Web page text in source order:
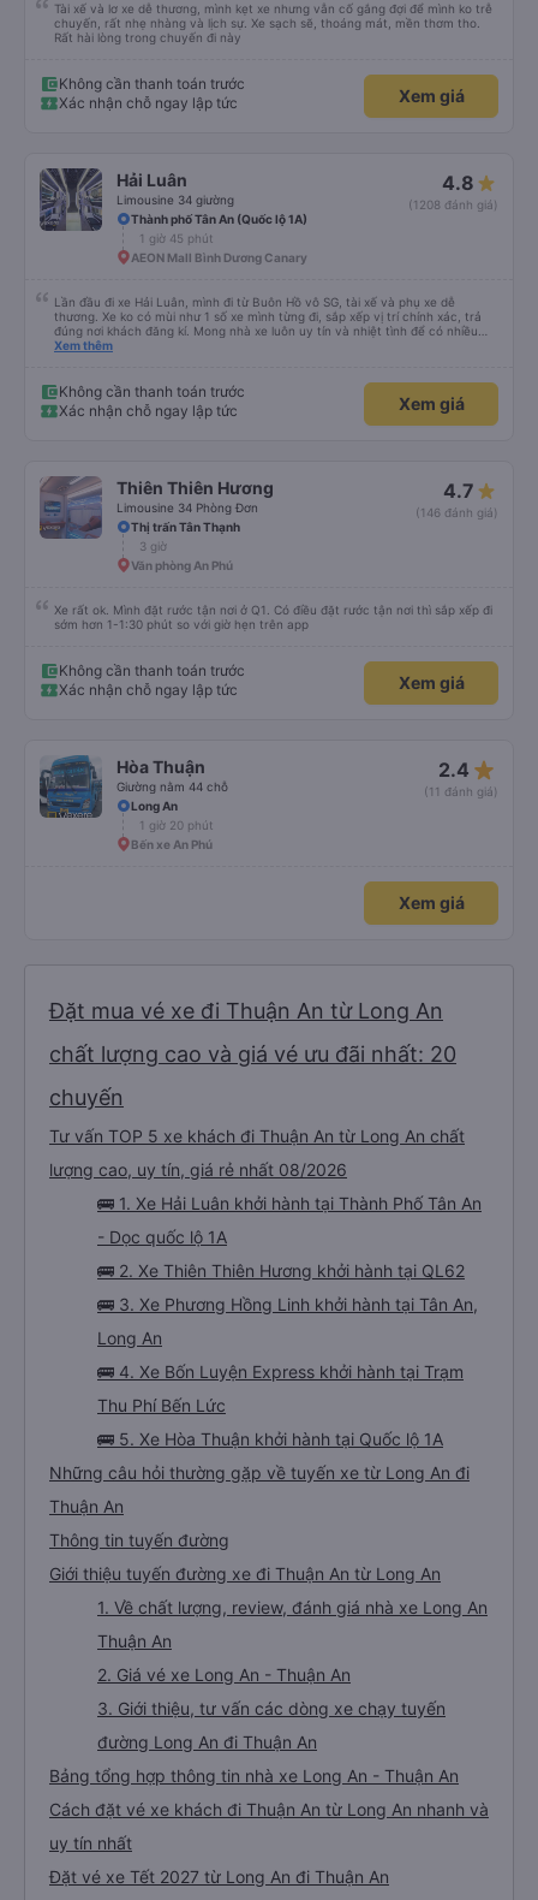
Tài xế và lơ xe dễ thương, mình kẹt xe nhưng vẫn cố gắng đợi để mình ko trễ
chuyến, rất nhẹ nhàng và lịch sự. Xe sạch sẽ, thoáng mát, mền thơm tho.
Rất hài lòng trong chuyến đi này
Không cần thanh toán trước
Xác nhận chỗ ngay lập tức
Xem giá
Hải Luân
Limousine 34 giường
4.8
(1208 đánh giá)
Thành phố Tân An (Quốc lộ 1A)
1 giờ 45 phút
AEON Mall Bình Dương Canary
Lần đầu đi xe Hải Luân, mình đi từ Buôn Hồ vô SG, tài xế và phụ xe dễ
thương. Xe ko có mùi như 1 số xe mình từng đi, sắp xếp vị trí chính xác, trả
đúng nơi khách đăng kí. Mong nhà xe luôn uy tín và nhiệt tình để có nhiều
khách hàng hơn nữa
Xem thêm
Không cần thanh toán trước
Xác nhận chỗ ngay lập tức
Xem giá
Thiên Thiên Hương
Limousine 34 Phòng Đơn
4.7
(146 đánh giá)
Thị trấn Tân Thạnh
3 giờ
Văn phòng An Phú
Xe rất ok. Mình đặt rước tận nơi ở Q1. Có điều đặt rước tận nơi thì sắp xếp đi
sớm hơn 1-1:30 phút so với giờ hẹn trên app
Không cần thanh toán trước
Xác nhận chỗ ngay lập tức
Xem giá
Hòa Thuận
Giường nằm 44 chỗ
2.4 star_rate
(11 đánh giá)
Long An
1 giờ 20 phút
Bến xe An Phú
Xem giá
Đặt mua vé xe đi Thuận An từ Long An
chất lượng cao và giá vé ưu đãi nhất: 20
chuyến
Tư vấn TOP 5 xe khách đi Thuận An từ Long An chất
lượng cao, uy tín, giá rẻ nhất 08/2026
🚌 1. Xe Hải Luân khởi hành tại Thành Phố Tân An
- Dọc quốc lộ 1A
🚌 2. Xe Thiên Thiên Hương khởi hành tại QL62
🚌 3. Xe Phương Hồng Linh khởi hành tại Tân An,
Long An
🚌 4. Xe Bốn Luyện Express khởi hành tại Trạm
Thu Phí Bến Lức
🚌 5. Xe Hòa Thuận khởi hành tại Quốc lộ 1A
Những câu hỏi thường gặp về tuyến xe từ Long An đi
Thuận An
Thông tin tuyến đường
Giới thiệu tuyến đường xe đi Thuận An từ Long An
1. Về chất lượng, review, đánh giá nhà xe Long An
Thuận An
2. Giá vé xe Long An - Thuận An
3. Giới thiệu, tư vấn các dòng xe chạy tuyến
đường Long An đi Thuận An
Bảng tổng hợp thông tin nhà xe Long An - Thuận An
Cách đặt vé xe khách đi Thuận An từ Long An nhanh và
uy tín nhất
Đặt vé xe Tết 2027 từ Long An đi Thuận An